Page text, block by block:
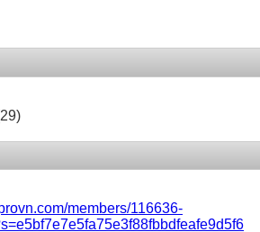
members/116636-